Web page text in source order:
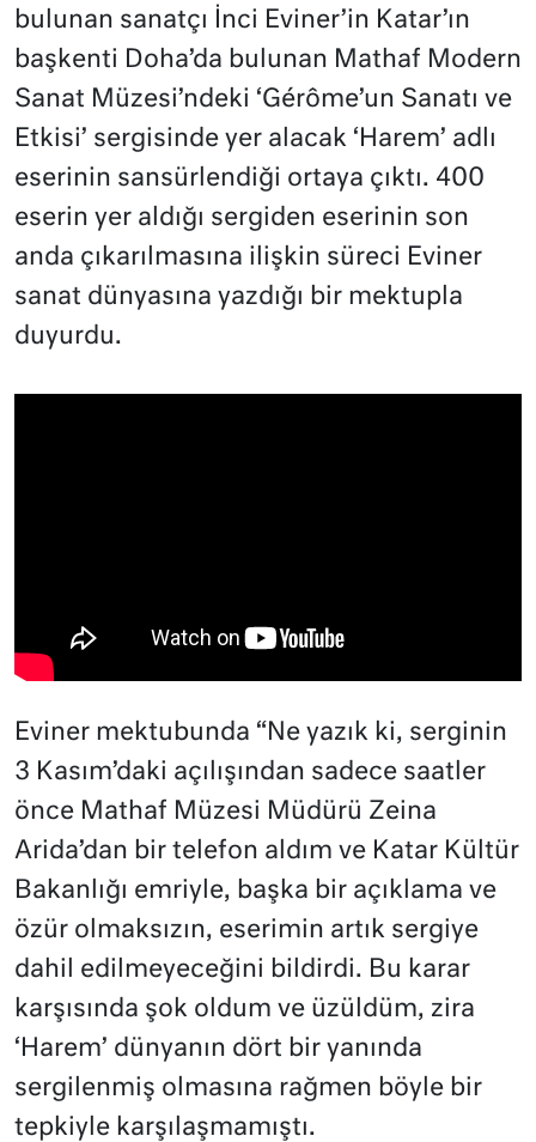
bulunan sanatçı İnci Eviner’in Katar’ın
başkenti Doha’da bulunan Mathaf Modern
Sanat Müzesi’ndeki ‘Gérôme’un Sanatı ve
Etkisi’ sergisinde yer alacak ‘Harem’ adlı
eserinin sansürlendiği ortaya çıktı. 400
eserin yer aldığı sergiden eserinin son
anda çıkarılmasına ilişkin süreci Eviner
sanat dünyasına yazdığı bir mektupla
duyurdu.
Eviner mektubunda “Ne yazık ki, serginin
3 Kasım’daki açılışından sadece saatler
önce Mathaf Müzesi Müdürü Zeina
Arida’dan bir telefon aldım ve Katar Kültür
Bakanlığı emriyle, başka bir açıklama ve
özür olmaksızın, eserimin artık sergiye
dahil edilmeyeceğini bildirdi. Bu karar
karşısında şok oldum ve üzüldüm, zira
‘Harem’ dünyanın dört bir yanında
sergilenmiş olmasına rağmen böyle bir
tepkiyle karşılaşmamıştı.